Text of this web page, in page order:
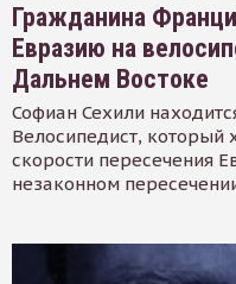
Гражданина
Евразию на
Дальнем Востоке
Софиан Сехили
Велосипедист, который
скорости пересечения
незаконном